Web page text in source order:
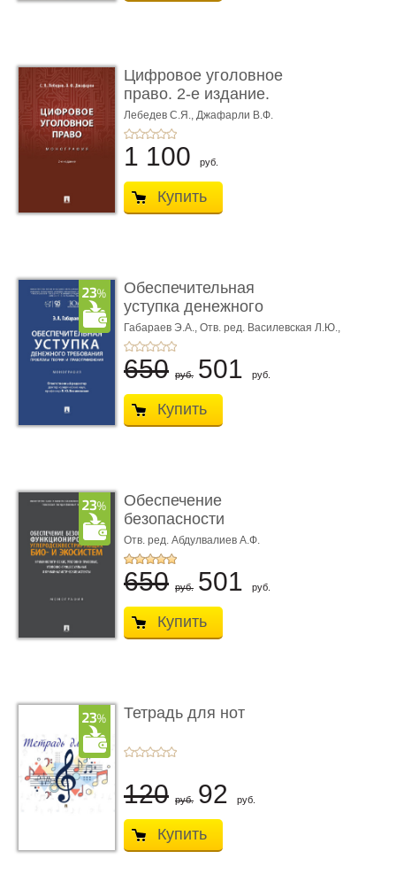
Цифровое уголовное
право. 2-е издание.
Монограф ...
Лебедев С.Я., Джафарли В.Ф.
1 100 руб.
Купить
Обеспечительная
уступка денежного
требования ...
Габараев Э.А., Отв. ред. Василевская Л.Ю.,
вступ. сл. Каретина М.Г.
650 руб. 501 руб.
Купить
Обеспечение
безопасности
функционирования уг
...
Отв. ред. Абдулвалиев А.Ф.
650 руб. 501 руб.
Купить
Тетрадь для нот
120 руб. 92 руб.
Купить